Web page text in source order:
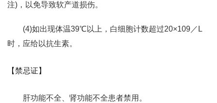
注)，以免导致软产道损伤。
(4)如出现体温39℃以上，白细胞计数超过20×109／L
时，应给以抗生素。
【禁忌证】
肝功能不全、肾功能不全患者禁用。